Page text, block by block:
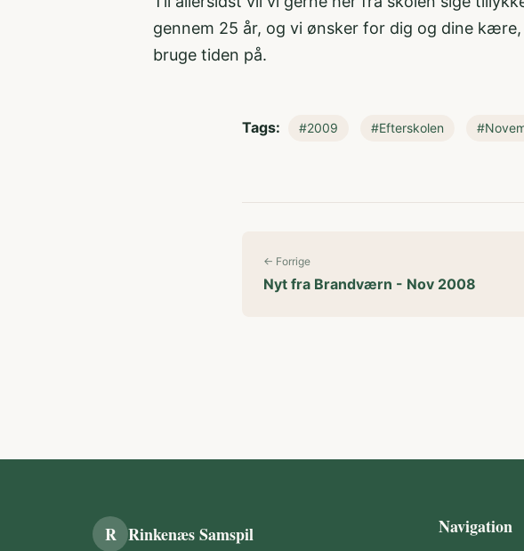
gennem 25 år, og vi ønsker for dig og dine
bruge tiden på.
Tags: #2009 #Efterskolen
← Forrige
Nyt fra Brandværn - Nov 2008
R Rinkenæs Samspil Navigation